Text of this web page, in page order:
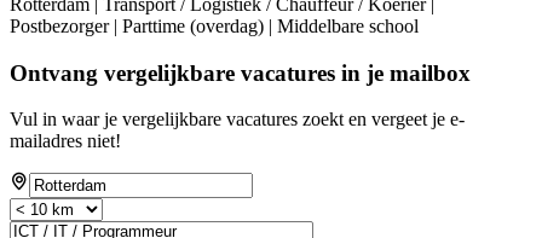
Rotterdam | Transport / Logistiek / Chauffeur / Koerier |
Postbezorger | Parttime (overdag) | Middelbare school
Ontvang vergelijkbare vacatures in je mailbox
Vul in waar je vergelijkbare vacatures zoekt en vergeet je e-
mailadres niet!